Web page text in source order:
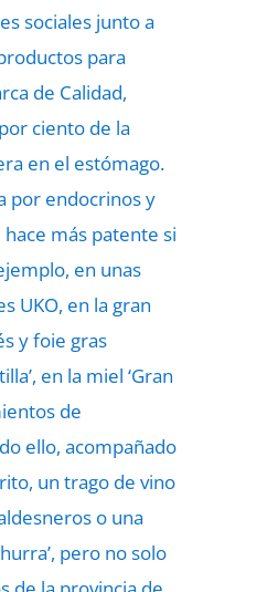
sociales junto a
para
de Calidad,
ciento de la
en el estómago.
por endocrinos y
más patente si
en unas
UKO, en la gran
y foie gras
en la miel ‘Gran
de
ello, acompañado
un trago de vino
o una
pero no solo